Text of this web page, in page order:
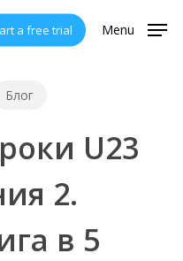
a free trial Menu
Блог
U23
2.
в 5